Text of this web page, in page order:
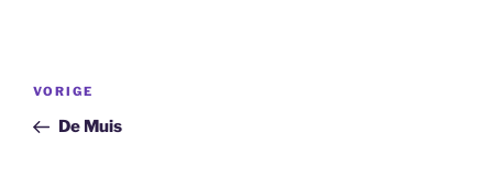
Bericht
Vorig
bericht
VORIGE
De Muis